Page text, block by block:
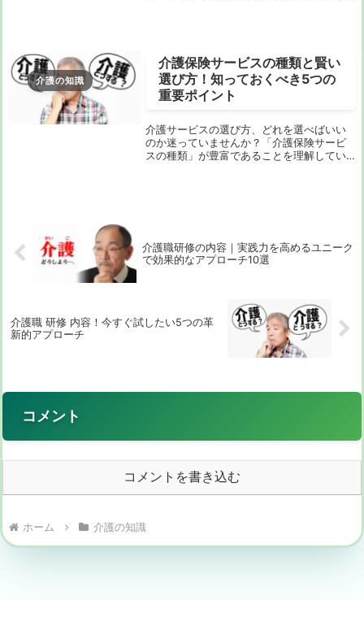
介護の知識
介護保険サービスの種類と賢い
選び方！知っておくべき5つの
重要ポイント
介護サービスの選び方、どれを選べばいい
のか迷っていませんか？「介護保険サービ
スの種類」が豊富であることを理解してい
介護職研修の内容｜実践力を高めるユニーク
で効果的なアプローチ10選
介護職 研修 内容！今すぐ試したい5つの革
新的アプローチ
コメント
コメントを書き込む
ホーム 介護の知識